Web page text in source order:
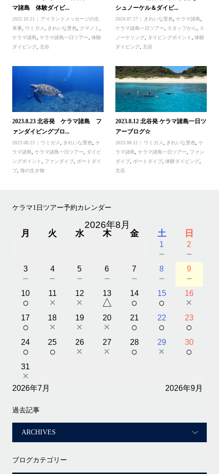
マ諸島 体験ダイビ...
2025.10.21
アイランドメッセージの出
来事, ウミガメ, きれいな景色, クマノミ ,
ケラマ諸島, ケラマ諸島一日ツアー, 体験
ダイビング, 北谷
シュノーケル＆ダイビ...
2024.07.17 きれいな景色,ケラマ諸島,
ケラマ諸島一日ツアー, スタッフから, ス
ノーケリング, ダイビングポイント,体験
ダイビング,北谷
2023.8.23 北谷発 ケラマ諸島 フ
ァンダイビングブロ...
2023.08.23 ウミガメ きれいな景色
ケ
ラマ諸島
ケラマ諸島一日ツアー
ダイビ
ングポイント
ファンダイブ,
ボートダイ
ブ, 海の生き物
2023.8.12 北谷発 ケラマ諸島一日ツ
アーブログ☆
2023.08.12 ウミガメ きれいな景色 ,ケ
ラマ諸島
,ケラマ諸島一日ツアー
ファン
ダイブ
ボートダイブ ,体験ダイビング
北谷
ケラマ1日ツアー予約カレンダー
2026年8月
月 火 水 木 金 土 日
1
－
2
－
3
－
4
－
5
－
6
－
7
－
8
－
9
－
10
○
11
×
12
×
13
△
14
○
15
○
16
×
17
○
18
×
19
×
20
×
21
○
22
○
23
○
24
○
25
○
26
×
27
×
28
○
29
×
30
○
31
×
2026年7月 2026年9月
過去記事
ブログカテゴリー